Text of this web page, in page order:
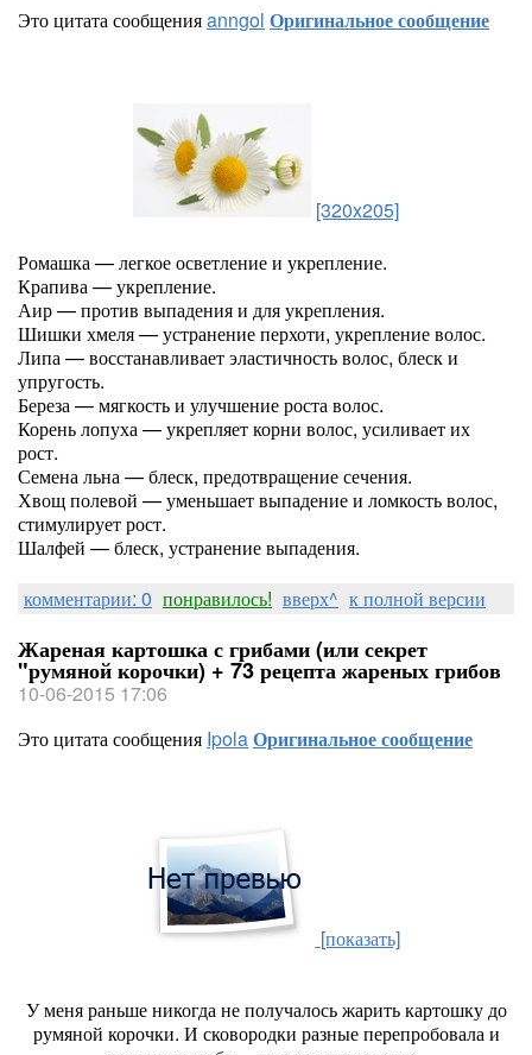
Это цитата сообщенияanngol Оригинальное сообщение
[320x205]
Ромашка — легкое осветление и укрепление.
Крапива — укрепление.
Аир — против выпадения и для укрепления.
Шишки хмеля — устранение перхоти, укрепление волос.
Липа — восстанавливает эластичность волос, блеск и
упругость.
Береза — мягкость и улучшение роста волос.
Корень лопуха — укрепляет корни волос, усиливает их
рост.
Семена льна — блеск, предотвращение сечения.
Хвощ полевой — уменьшает выпадение и ломкость волос,
стимулирует рост.
Шалфей — блеск, устранение выпадения.
комментарии: 0 понравилось! вверх^ к полной версии
Жареная картошка с грибами (или секрет
"румяной корочки) + 73 рецепта жареных грибов
10-06-2015 17:06
Это цитата сообщения IpolaОригинальное сообщение
[показать]
У меня раньше никогда не получалось жарить картошку до
румяной корочки. И сковородки разные перепробовала и